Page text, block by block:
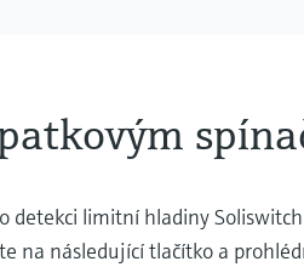
detekci limitní hladiny
na následující tlačítko a